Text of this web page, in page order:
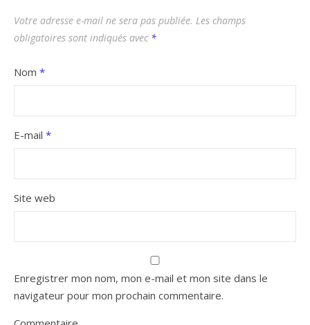
Votre adresse e-mail ne sera pas publiée. Les champs
obligatoires sont indiqués avec *
Nom *
E-mail *
Site web
Enregistrer mon nom, mon e-mail et mon site dans le
navigateur pour mon prochain commentaire.